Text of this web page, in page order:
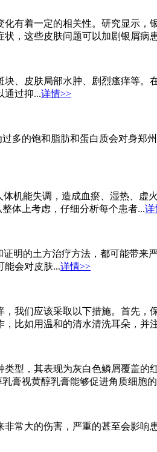
有着一定的相关性。研究显示，
，这些皮肤问题可以加剧银屑病
、皮肤局部水肿、剧烈瘙痒等。
通过抑...详情>>
多的饱和脂肪和蛋白质会对身郑
机能失调，造成血瘀、湿热、虚
体上考虑，仔细分析每个患者...详
明的土方治疗方法，都可能带来
能会对皮肤...详情>>
我们应该采取以下措施。首先，
比如用温和的清水清洗耳朵，并
型，其表现为灰白色鳞屑覆盖的
膏视黄醇乳膏能够促进角质细胞
常大的伤害，严重的甚至会影响